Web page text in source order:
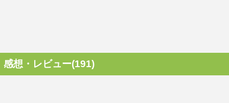
感想・レビュー(191)